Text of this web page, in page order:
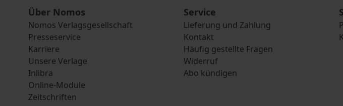
Über Nomos
Nomos Verlagsgesellschaft
Presseservice
Karriere
Unsere Verlage
Inlibra
Online-Module
Zeitschriften
Service
Lieferung und Zahlung
Kontakt
Häufig gestellte Fragen
Widerruf
Abo kündigen